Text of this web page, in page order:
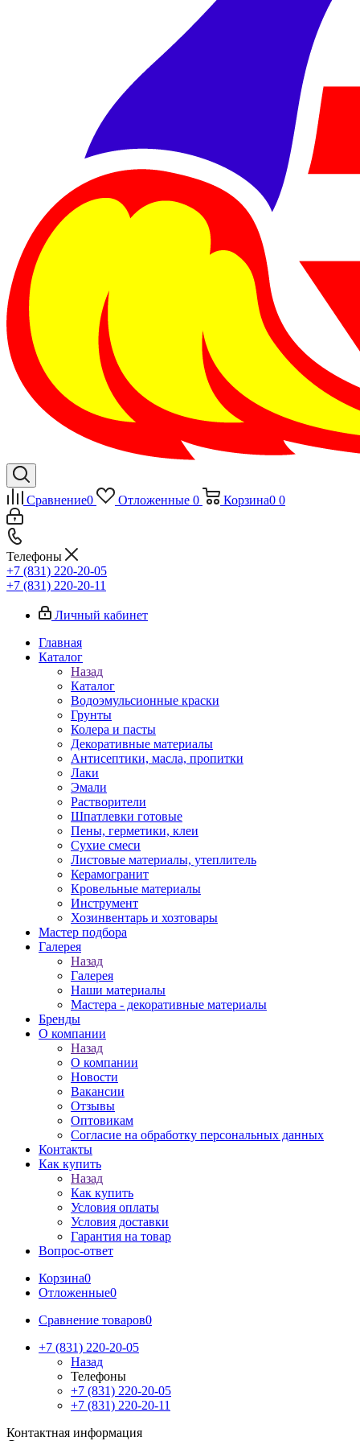
Сравнение0 Отложенные 0 Корзина0 0
Телефоны
+7 (831) 220-20-05
+7 (831) 220-20-11
Личный кабинет
Главная
Каталог
Назад
Каталог
Водоэмульсионные краски
Грунты
Колера и пасты
Декоративные материалы
Антисептики, масла, пропитки
Лаки
Эмали
Растворители
Шпатлевки готовые
Пены, герметики, клеи
Сухие смеси
Листовые материалы, утеплитель
Керамогранит
Кровельные материалы
Инструмент
Хозинвентарь и хозтовары
Мастер подбора
Галерея
Назад
Галерея
Наши материалы
Мастера - декоративные материалы
Бренды
О компании
Назад
О компании
Новости
Вакансии
Отзывы
Оптовикам
Cогласие на обработку персональных данных
Контакты
Как купить
Назад
Как купить
Условия оплаты
Условия доставки
Гарантия на товар
Вопрос-ответ
Корзина0
Отложенные0
Сравнение товаров0
+7 (831) 220-20-05
Назад
Телефоны
+7 (831) 220-20-05
+7 (831) 220-20-11
Контактная информация